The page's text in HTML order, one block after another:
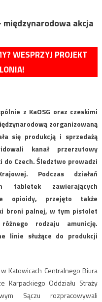
akcja
WESPRZYJ PROJEKT
z KaOSG oraz czeskimi
zorganizowaną
się produkcją i sprzedażą
kanał przerzutowy
Czech. Śledztwo prowadzi
Podczas działań
tabletek zawierających
opioidy, przejęto także
broni palnej, w tym pistolet
rodzaju amunicję.
linie służące do produkcji
Katowicach Centralnego Biura
Karpackiego Oddziału Straży
Sączu rozpracowywali